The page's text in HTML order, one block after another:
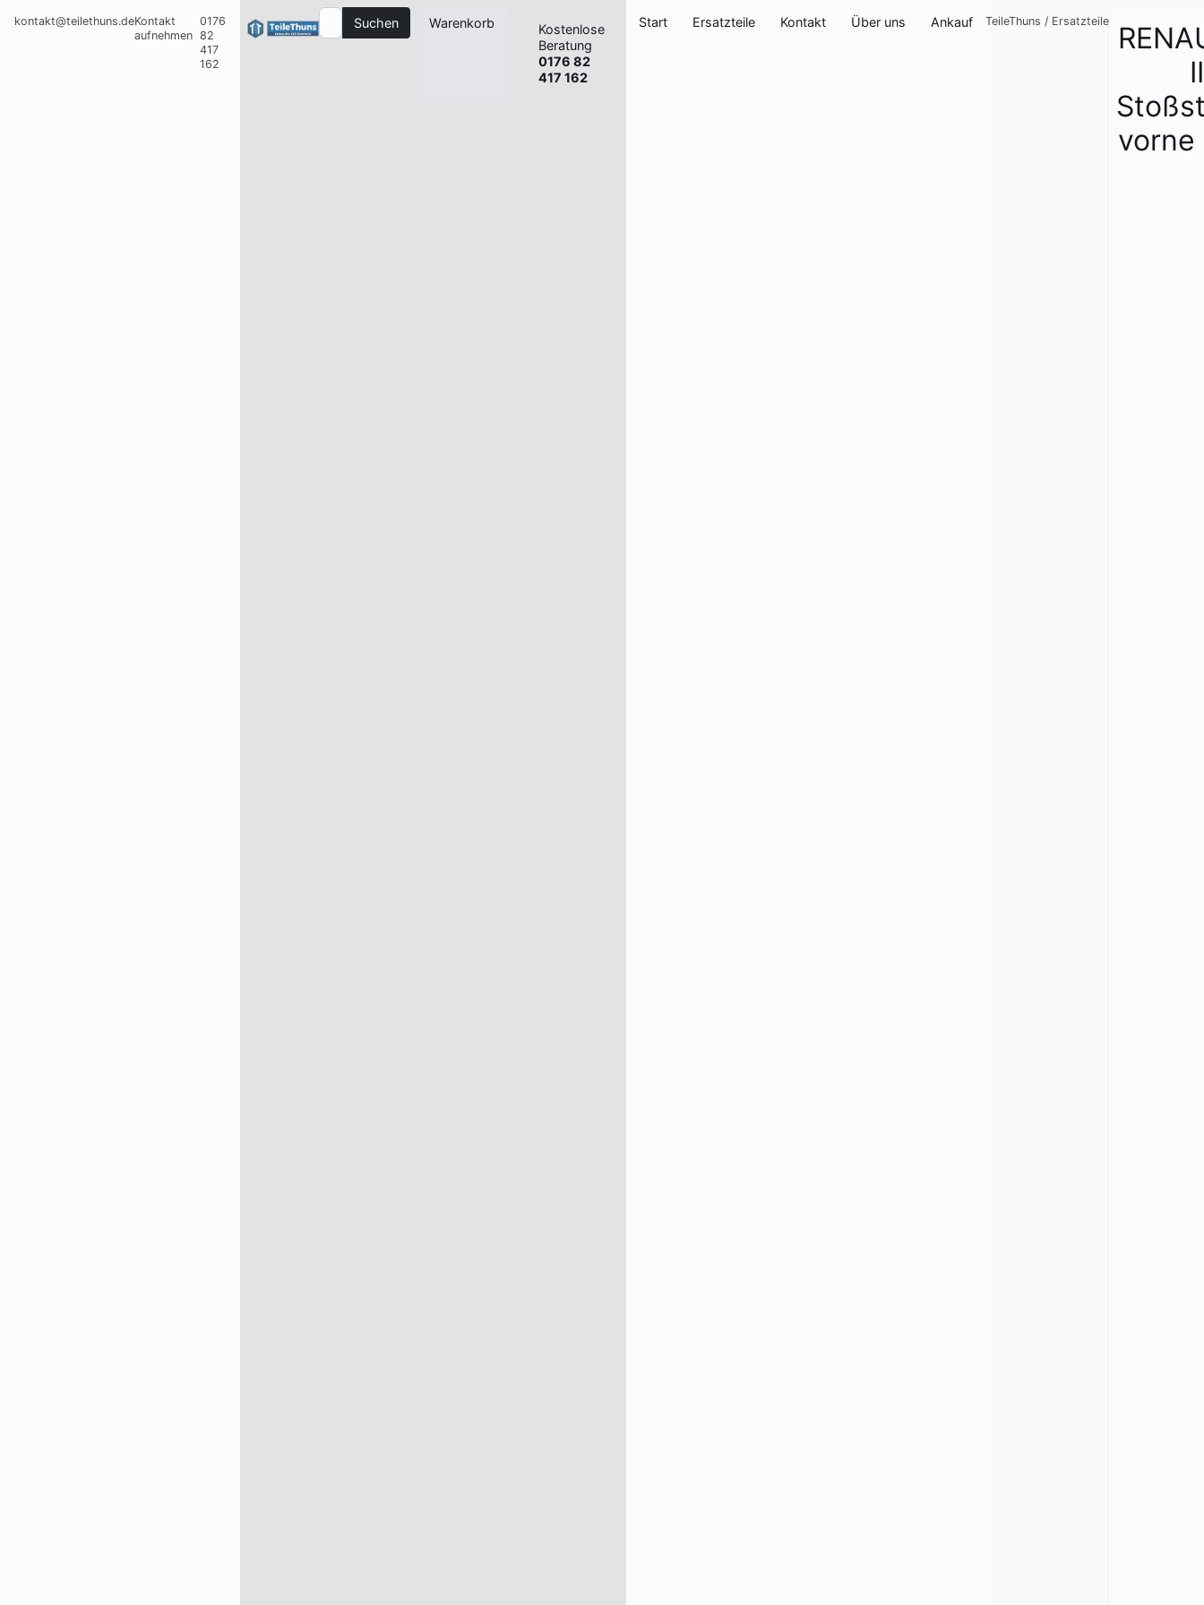
kontakt@teilethuns.deKontakt
aufnehmen
0176
82
417
162
Suchen Warenkorb
Kostenlose
Beratung
0176 82
417 162
Start Ersatzteile Kontakt Über uns Ankauf TeileThuns / Ersatzteile
vorne